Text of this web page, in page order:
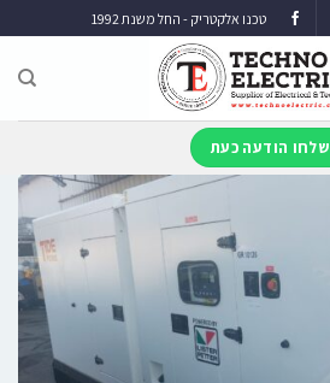
טכנו אלקטריק - החל משנת 1992
שלחו הודעה כעת